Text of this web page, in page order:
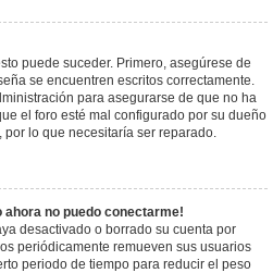
puede suceder. Primero, asegúrese de
se encuentren escritos correctamente.
para asegurarse de que no ha
el foro esté mal configurado por su dueño
lo que necesitaría ser reparado.
ahora no puedo conectarme!
desactivado o borrado su cuenta por
periódicamente remueven sus usuarios
periodo de tiempo para reducir el peso